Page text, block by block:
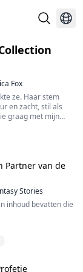
Fox
ze. Haar stem
en zacht, stil als
graag met mijn
van de rottende
gezicht piepte naar
Partner van de
Stories
inhoud bevatten die